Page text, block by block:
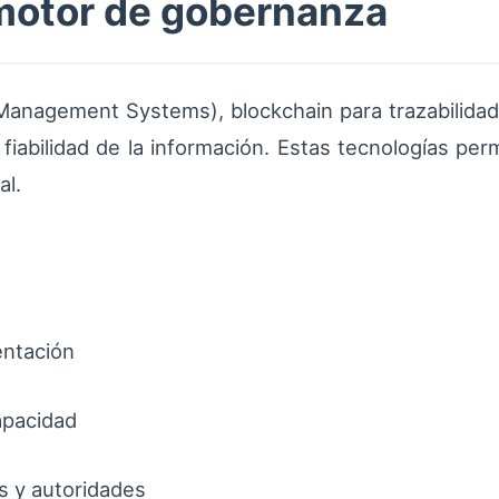
de gobernanza
Systems), blockchain para
de la información. Estas tecnologías
y autoridades